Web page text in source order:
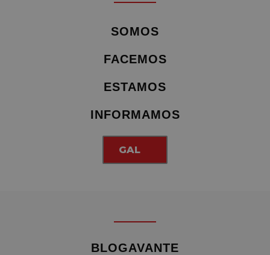
SOMOS
FACEMOS
ESTAMOS
INFORMAMOS
GAL
BLOGAVANTE